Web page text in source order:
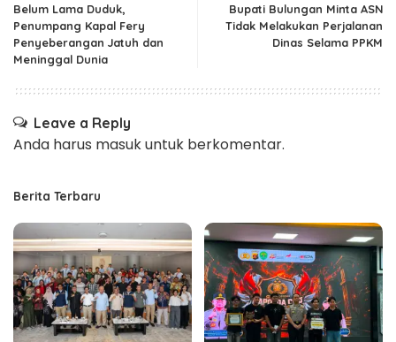
Belum Lama Duduk,
Penumpang Kapal Fery
Penyeberangan Jatuh dan
Meninggal Dunia
Bupati Bulungan Minta ASN
Tidak Melakukan Perjalanan
Dinas Selama PPKM
Leave a Reply
Anda harus masukuntuk berkomentar.
Berita Terbaru